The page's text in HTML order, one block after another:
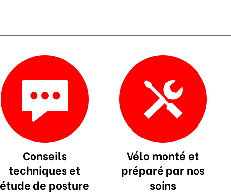
Conseils
techniques et
étude de posture
Vélo monté et
préparé par nos
soins